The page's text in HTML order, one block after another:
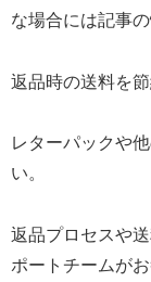
な場合には記事
返品時の送料を
レターパックや
い。
返品プロセスや
ポートチームがお